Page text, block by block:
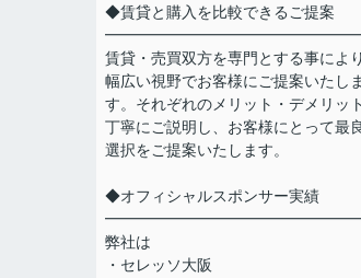
◆賃貸と購入を比較できるご提案
賃貸・売買双方を専門とする事によ
幅広い視野でお客様にご提案いたし
す。それぞれのメリット・デメリッ
丁寧にご説明し、お客様にとって最
選択をご提案いたします。
◆オフィシャルスポンサー実績
弊社は
・セレッソ大阪